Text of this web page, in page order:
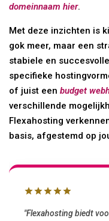
domeinnaam hier.
Met deze inzichten is
gok meer, maar een
stabiele en
specifieke
of juist eenbudget
verschillende
Flexahosting
basis, afgestemd op
"snelle en vriendelijke